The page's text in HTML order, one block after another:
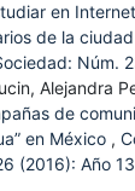
en
de la
Núm.
Alejandra
de
en México ,
(2016): Año 13